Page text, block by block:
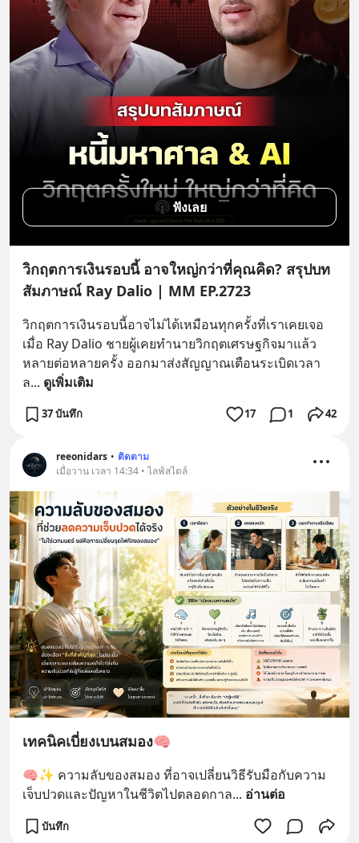
ฟังเลย
วิกฤตการเงินรอบนี้ อาจใหญ่กว่าที่คุณคิด? สรุปบท
สัมภาษณ์ Ray Dalio | MM EP.2723
วิกฤตการเงินรอบนี้อาจไม่ได้เหมือนทุกครั้งที่เราเคยเจอ
เมื่อ Ray Dalio ชายผู้เคยทำนายวิกฤตเศรษฐกิจมาแล้ว
หลายต่อหลายครั้ง ออกมาส่งสัญญาณเตือนระเบิดเวลา
ล... ดูเพิ่มเติม
37 บันทึก 17 1 42
reeonidars • ติดตาม
เมื่อวาน เวลา 14:34 • ไลฟ์สไตล์
เทคนิคเบี่ยงเบนสมอง🧠
🧠✨ ความลับของสมอง ที่อาจเปลี่ยนวิธีรับมือกับความ
เจ็บปวดและปัญหาในชีวิตไปตลอดกาล... อ่านต่อ
บันทึก